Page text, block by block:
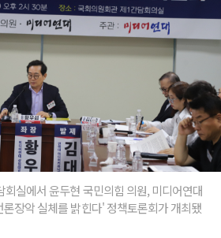
회실에서 윤두현 국민의힘 의원, 미디어연대
장악 실체를 밝힌다' 정책토론회가 개최됐